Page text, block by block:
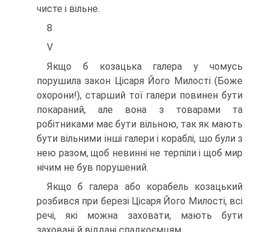
чисте і вільне.
8
V
Якщо б козацька галера у чомусь
порушила закон Цісаря Його Милості (Боже
охорони!), старший тої галери повинен бути
пока­раний, але вона з товарами та
робітниками має бути вільною, так як мають
бути вільними інші галери і кораблі, шо були з
нею разом, щоб невинні не терпіли і щоб мир
нічим не був порушений.
Якщо б галера або корабель козацький
розбився при березі Цісаря Його Милості, всі
речі, які можна заховати, мають бути